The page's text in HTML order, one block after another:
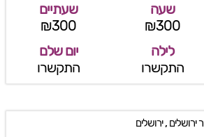
שעה
₪300
שעתיים
₪300
לילה
התקשרו
יום שלם
התקשרו
ירושלים,ירושלים